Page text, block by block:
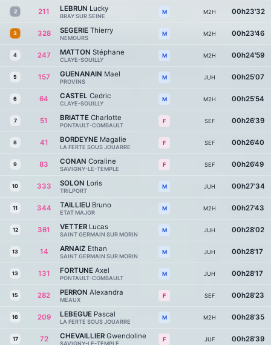
2 211 LEBRUN Lucky
BRAY SUR SEINE
M M2H 00h23'32
3 328 SEGERIE Thierry
NEMOURS
M M2H 00h23'46
4 247 MATTON Stéphane
CLAYE-SOUILLY
M M2H 00h24'59
5 157 GUENANAIN Mael
PROVINS
M JUH 00h25'07
6 64 CASTEL Cedric
CLAYE-SOUILLY
M M2H 00h25'54
7 51 BRIATTE Charlotte
PONTAULT-COMBAULT
F SEF 00h26'39
8 41 BORDEYNE Magalie
LA FERTE SOUS JOUARRE
F SEF 00h26'40
9 83 CONAN Coraline
SAVIGNY-LE-TEMPLE
F SEF 00h26'49
10 333 SOLON Loris
TRILPORT
M JUH 00h27'34
11 344 TAILLIEU Bruno
ETAT MAJOR
M M2H 00h27'43
12 361 VETTER Lucas
SAINT GERMAIN SUR MORIN
M JUH 00h28'02
13 14 ARNAIZ Ethan
SAINT GERMAIN SUR MORIN
M JUH 00h28'17
13 131 FORTUNE Axel
PONTAULT-COMBAULT
M JUH 00h28'17
15 282 PERRON Alexandra
MEAUX
F SEF 00h28'23
16 209 LEBEGUE Pascal
LA FERTE SOUS JOUARRE
M M2H 00h28'35
17 72 CHEVAILLIER Gwendoline
SAVIGNY-LE-TEMPLE
F JUF 00h28'39